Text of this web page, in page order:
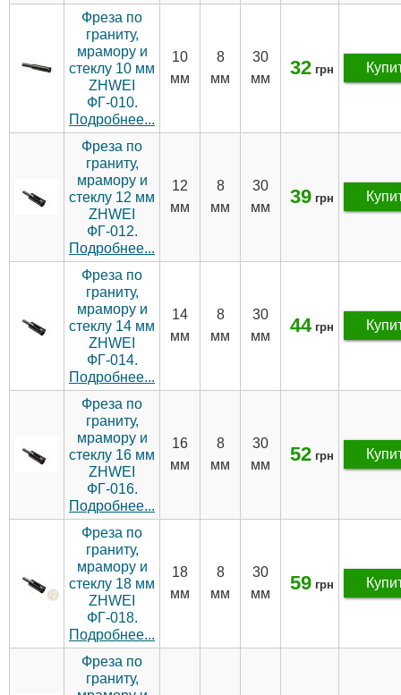
Фреза по
граниту,
мрамору и
стеклу 10 мм
ZHWEI
ФГ-010.
Подробнее...
10
мм
8
мм
30
мм
32 грн
Фреза по
граниту,
мрамору и
стеклу 12 мм
ZHWEI
ФГ-012.
Подробнее...
12
мм
8
мм
30
мм
39 грн
Фреза по
граниту,
мрамору и
стеклу 14 мм
ZHWEI
ФГ-014.
Подробнее...
14
мм
8
мм
30
мм
44 грн
Фреза по
граниту,
мрамору и
стеклу 16 мм
ZHWEI
ФГ-016.
Подробнее...
16
мм
8
мм
30
мм
52 грн
Фреза по
граниту,
мрамору и
стеклу 18 мм
ZHWEI
ФГ-018.
Подробнее...
18
мм
8
мм
30
мм
59 грн
Фреза по
граниту,